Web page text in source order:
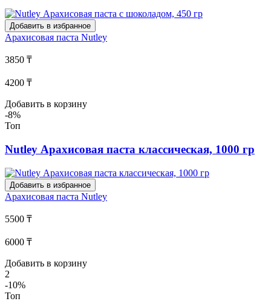
Добавить в избранное
Арахисовая паста Nutley
3850 ₸
4200 ₸
Добавить в корзину
-8%
Топ
Nutley Арахисовая паста классическая, 1000 гр
Добавить в избранное
Арахисовая паста Nutley
5500 ₸
6000 ₸
Добавить в корзину
2
-10%
Топ